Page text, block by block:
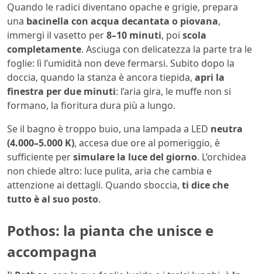
Quando le radici diventano opache e grigie, prepara
una bacinella con acqua decantata o piovana,
immergi il vasetto per8–10 minuti, poi scola
completamente. Asciuga con delicatezza la parte tra le
foglie: lì l’umidità non deve fermarsi. Subito dopo la
doccia, quando la stanza è ancora tiepida, apri la
finestra per due minuti: l’aria gira, le muffe non si
formano, la fioritura dura più a lungo.
Se il bagno è troppo buio, una lampada a LED neutra
(4.000–5.000 K), accesa due ore al pomeriggio, è
sufficiente persimulare la luce del giorno. L’orchidea
non chiede altro: luce pulita, aria che cambia e
attenzione ai dettagli. Quando sboccia, ti dice che
tutto è al suo posto.
Pothos: la pianta che unisce e
accompagna